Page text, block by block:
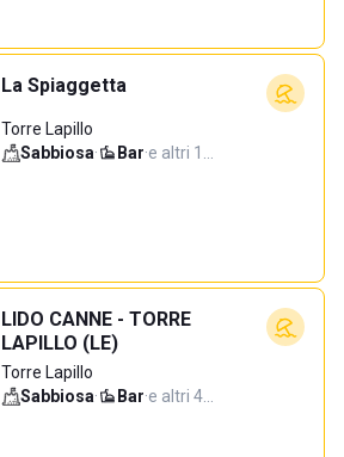
La Spiaggetta
Torre Lapillo
Sabbiosa· Bar·e altri 1…
LIDO CANNE - TORRE
LAPILLO (LE)
Torre Lapillo
Sabbiosa· Bar·e altri 4…